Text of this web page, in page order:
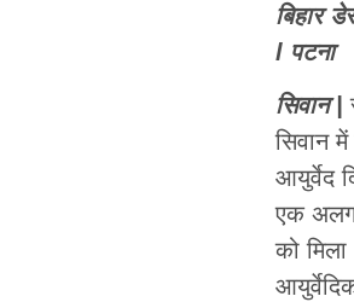
बिहार
l पटना
सिवान |
सिवान
आयुर्वेद
एक अलग
को